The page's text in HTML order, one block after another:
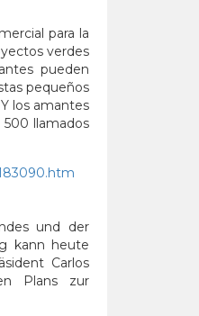
para la
verdes
pueden
pequeños
los amantes
llamados
und der
kann heute
Carlos
Plans zur